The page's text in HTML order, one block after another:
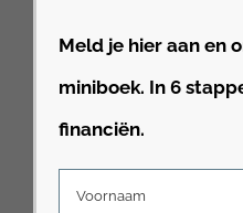
Meld je hier aan en
miniboek. In 6
financiën.